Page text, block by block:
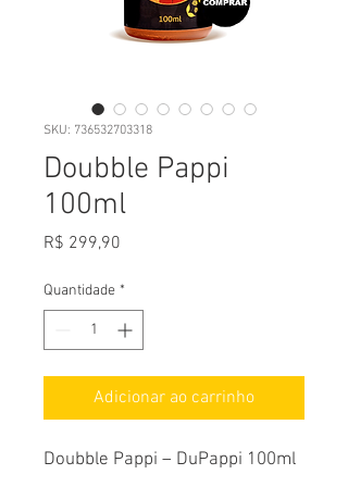
SKU: 736532703318
Doubble Pappi
100ml
R$ 299,90
Quantidade *
Adicionar ao carrinho
Doubble Pappi – DuPappi 100ml